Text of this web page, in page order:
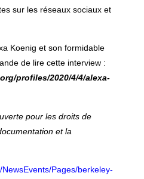
sur les réseaux sociaux et
Koenig et son formidable
de lire cette interview :
profiles/2020/4/4/alexa-
pour les droits de
et la
Pages/berkeley-